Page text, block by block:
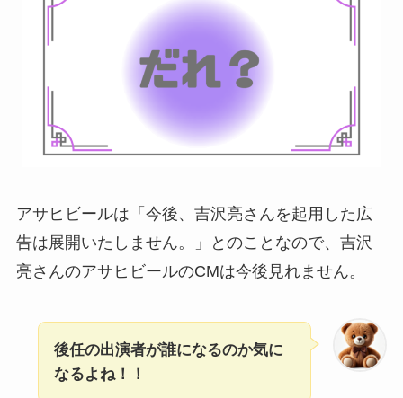
アサヒビールは「今後、吉沢亮さんを起用した広
告は展開いたしません。」とのことなので、吉沢
亮さんのアサヒビールのCMは今後見れません。
後任の出演者が誰になるのか気に
なるよね！！